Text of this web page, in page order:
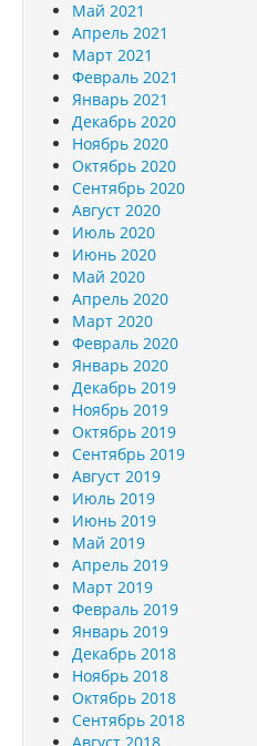
Май 2021
Апрель 2021
Март 2021
Февраль 2021
Январь 2021
Декабрь 2020
Ноябрь 2020
Октябрь 2020
Сентябрь 2020
Август 2020
Июль 2020
Июнь 2020
Май 2020
Апрель 2020
Март 2020
Февраль 2020
Январь 2020
Декабрь 2019
Ноябрь 2019
Октябрь 2019
Сентябрь 2019
Август 2019
Июль 2019
Июнь 2019
Май 2019
Апрель 2019
Март 2019
Февраль 2019
Январь 2019
Декабрь 2018
Ноябрь 2018
Октябрь 2018
Сентябрь 2018